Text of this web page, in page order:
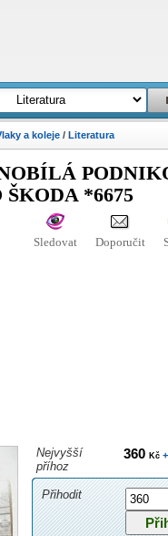
a koleje/ Literatura
*6675
Sledovat Doporučit
Nejvyšší
příhoz
360 Kč+
Přihodit